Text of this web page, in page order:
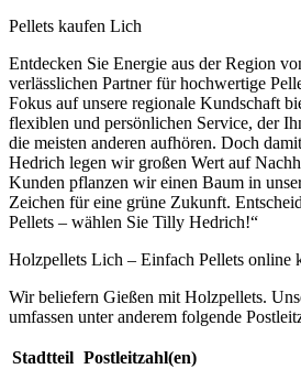
Pellets kaufen Lich
Entdecken Sie Energie aus der Region
verlässlichen Partner für hochwertige
Fokus auf unsere regionale Kundschaft
flexiblen und persönlichen Service, der
die meisten anderen aufhören. Doch
Hedrich legen wir großen Wert auf
Kunden pflanzen wir einen Baum in
Zeichen für eine grüne Zukunft.
Pellets – wählen Sie Tilly Hedrich!“
Holzpellets Lich – Einfach Pellets online
Wir beliefern Gießen mit Holzpellets.
umfassen unter anderem folgende
Stadtteil Postleitzahl(en)